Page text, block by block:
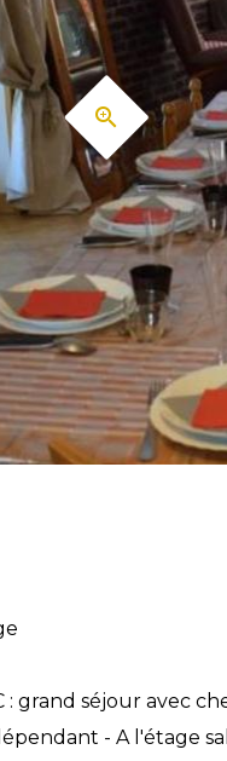
grand séjour avec
- A l'étage